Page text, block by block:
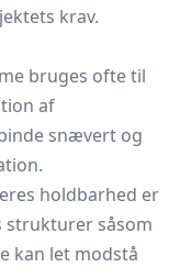
krav.
bruges ofte til
af
snævert og
holdbarhed er
strukturer såsom
kan let modstå